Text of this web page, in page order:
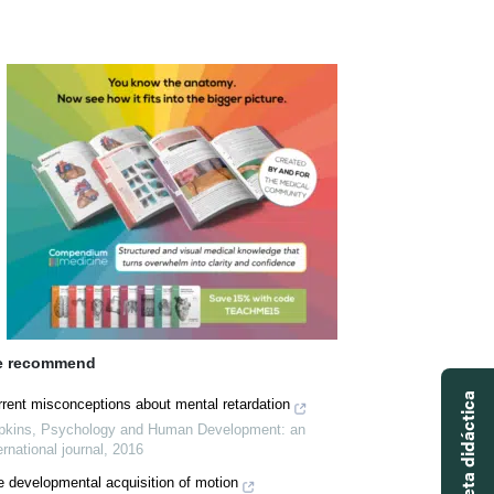
recommend
misconceptions about mental retardation
, Psychology and Human Development: an
journal , 2016
developmental acquisition of motion